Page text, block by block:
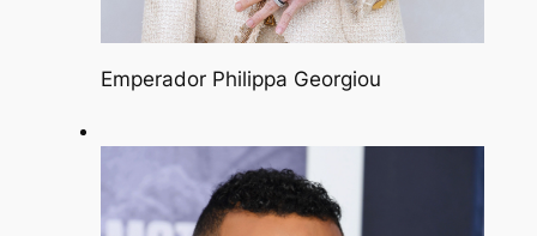
Emperador Philippa Georgiou